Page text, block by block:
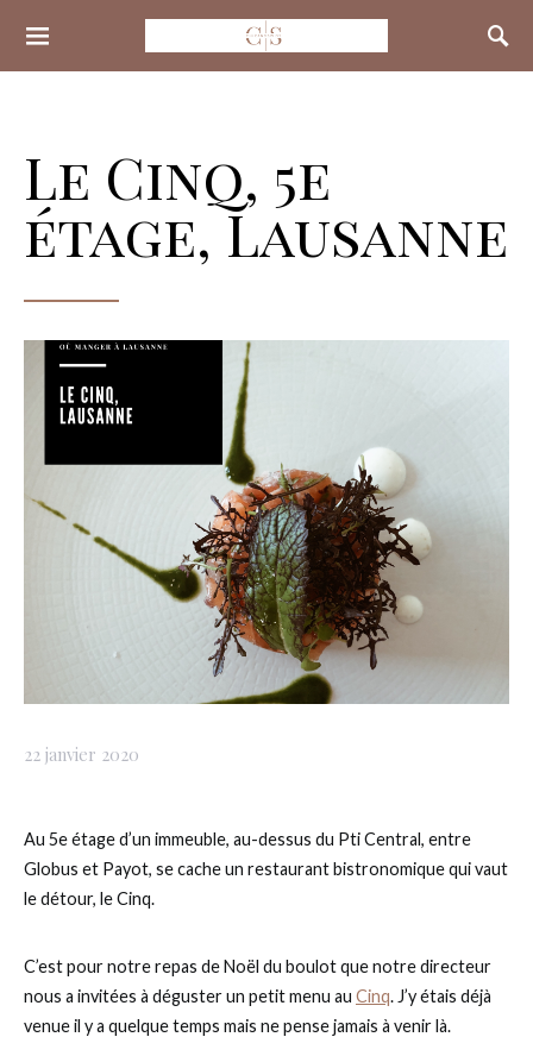
Search for:
Le Cinq, 5e
étage, Lausanne
22 janvier 2020
Au 5e étage d’un immeuble, au-dessus du Pti Central, entre
Globus et Payot, se cache un restaurant bistronomique qui vaut
le détour, le Cinq.
C’est pour notre repas de Noël du boulot que notre directeur
nous a invitées à déguster un petit menu au Cinq. J’y étais déjà
venue il y a quelque temps mais ne pense jamais à venir là.